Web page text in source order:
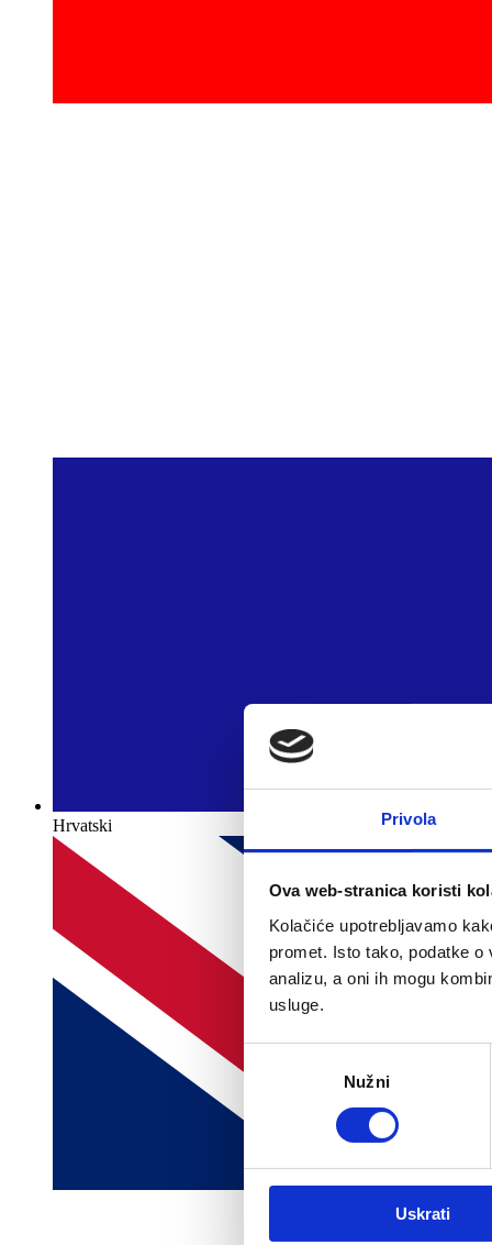
Privola
Ova web-stranica koristi
Kolačiće upotrebljavamo
promet. Isto tako, podatke
analizu, a oni ih mogu
usluge.
Nužni
Uskrati
Hrvatski